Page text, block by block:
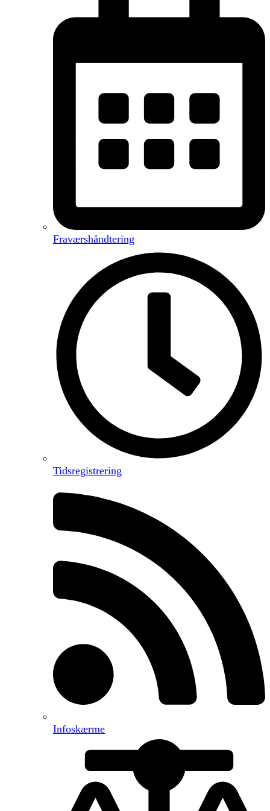
Fraværshåndtering
Tidsregistrering
Infoskærme